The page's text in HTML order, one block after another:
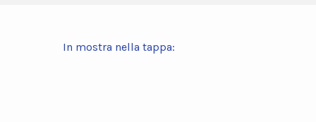
In mostra nella tappa: